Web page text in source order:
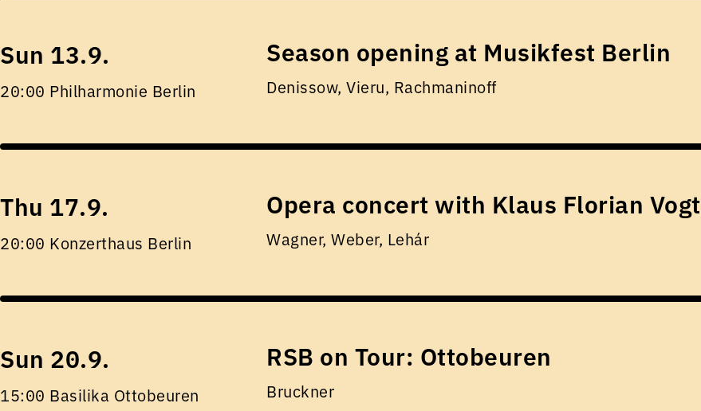
Sun 13.9.
20:00 Philharmonie Berlin
Season opening at Musikfest Berlin
Denissow, Vieru, Rachmaninoff
Thu 17.9.
20:00 Konzerthaus Berlin
Opera concert with Klaus Florian Vogt
Wagner, Weber, Lehár
Sun 20.9.
15:00 Basilika Ottobeuren
RSB on Tour: Ottobeuren
Bruckner